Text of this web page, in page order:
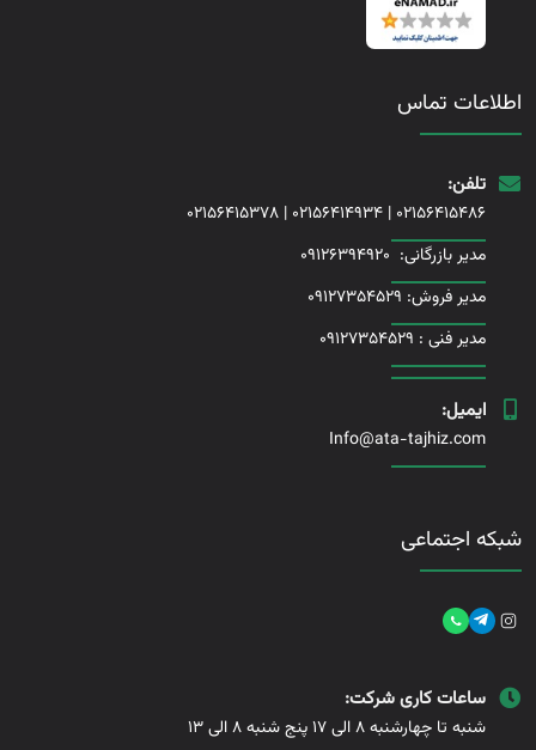
اطلاعات تماس
تلفن:
02156415486
|
02156414934
|
02156415378
مدیر بازرگانی: 09126394920
مدیر فروش: 09127354529
مدیر فنی : 09127354529
ایمیل:
Info@ata-tajhiz.com
شبکه اجتماعی
ساعات کاری شرکت:
شنبه تا چهارشنبه 8 الی 17 پنج شنبه 8 الی 13